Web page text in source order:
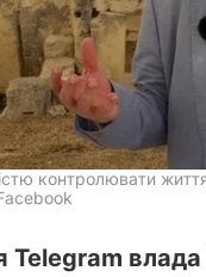
контролювати
Telegram